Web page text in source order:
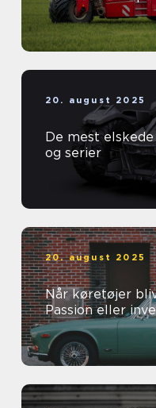
20. august 2025
De mest
og serier
20. august 2025
Når køretøjer
Passion eller